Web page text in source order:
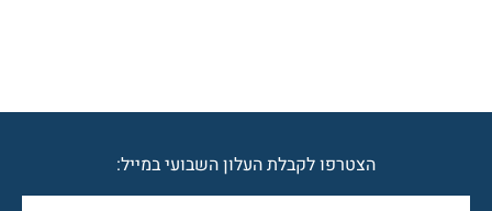
הצטרפו לקבלת העלון השבועי במייל: